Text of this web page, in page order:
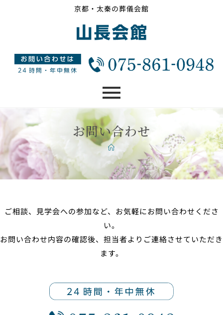
京都・太秦の葬儀会館
お問い合わせ
ご相談、見学会への参加など、お気軽にお問い合わせくださ
い。
お問い合わせ内容の確認後、担当者よりご連絡させていただき
ます。